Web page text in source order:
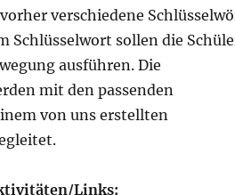
verschiedene
Schlüsselwort sollen die
ausführen. Die
mit den passenden
von uns erstellten
Links: